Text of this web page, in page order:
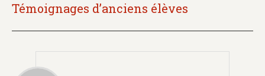
Témoignages d’anciens élèves